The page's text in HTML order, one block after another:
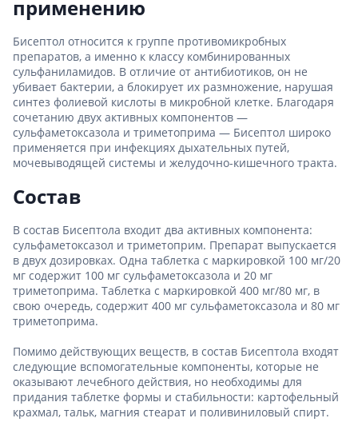
применению
Бисептол относится к группе противомикробных
препаратов, а именно к классу комбинированных
сульфаниламидов. В отличие от антибиотиков, он не
убивает бактерии, а блокирует их размножение, нарушая
синтез фолиевой кислоты в микробной клетке. Благодаря
сочетанию двух активных компонентов —
сульфаметоксазола и триметоприма — Бисептол широко
применяется при инфекциях дыхательных путей,
мочевыводящей системы и желудочно-кишечного тракта.
Состав
В состав Бисептола входит два активных компонента:
сульфаметоксазол и триметоприм. Препарат выпускается
в двух дозировках. Одна таблетка с маркировкой 100 мг/20
мг содержит 100 мг сульфаметоксазола и 20 мг
триметоприма. Таблетка с маркировкой 400 мг/80 мг, в
свою очередь, содержит 400 мг сульфаметоксазола и 80 мг
триметоприма.
Помимо действующих веществ, в состав Бисептола входят
следующие вспомогательные компоненты, которые не
оказывают лечебного действия, но необходимы для
придания таблетке формы и стабильности: картофельный
крахмал, тальк, магния стеарат и поливиниловый спирт.